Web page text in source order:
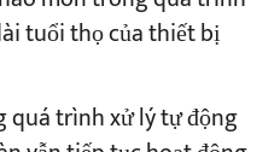
tuổi thọ của thiết bị
quá trình xử lý tự động